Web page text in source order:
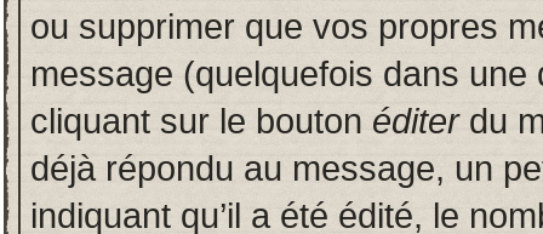
ou supprimer que vos propres
message (quelquefois dans
cliquant sur le bouton éditerdu
déjà répondu au message, un
indiquant qu’il a été édité, le